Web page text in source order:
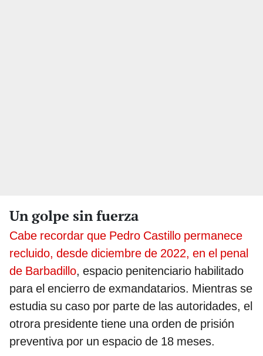
Un golpe sin fuerza
Cabe recordar que Pedro Castillo permanece
recluido, desde diciembre de 2022, en el penal
de Barbadillo, espacio penitenciario habilitado
para el encierro de exmandatarios. Mientras se
estudia su caso por parte de las autoridades, el
otrora presidente tiene una orden de prisión
preventiva por un espacio de 18 meses.